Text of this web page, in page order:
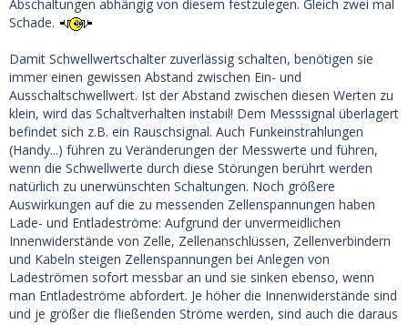
Abschaltungen abhängig von diesem festzulegen. Gleich zwei mal
Schade.
Damit Schwellwertschalter zuverlässig schalten, benötigen sie
immer einen gewissen Abstand zwischen Ein- und
Ausschaltschwellwert. Ist der Abstand zwischen diesen Werten zu
klein, wird das Schaltverhalten instabil! Dem Messsignal überlagert
befindet sich z.B. ein Rauschsignal. Auch Funkeinstrahlungen
(Handy...) führen zu Veränderungen der Messwerte und führen,
wenn die Schwellwerte durch diese Störungen berührt werden
natürlich zu unerwünschten Schaltungen. Noch größere
Auswirkungen auf die zu messenden Zellenspannungen haben
Lade- und Entladeströme: Aufgrund der unvermeidlichen
Innenwiderstände von Zelle, Zellenanschlüssen, Zellenverbindern
und Kabeln steigen Zellenspannungen bei Anlegen von
Ladeströmen sofort messbar an und sie sinken ebenso, wenn
man Entladeströme abfordert. Je höher die Innenwiderstände sind
und je größer die fließenden Ströme werden, sind auch die daraus